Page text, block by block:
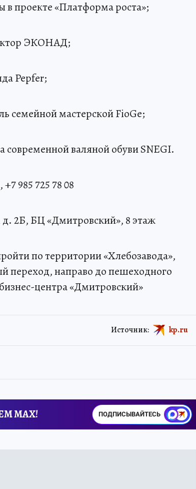
в проекте «Платформа роста»;
ЭКОНАД;
Pepfer;
семейной мастерской FioGe;
современной валяной обуви SNEGI.
985 725 78 08
2Б, БЦ «Дмитровский», 8 этаж
по территории «Хлебозавода»,
переход, направо до пешеходного
центра «Дмитровский»
Источник: kp.ru
MAX! ПОДПИСЫВАЙТЕСЬ